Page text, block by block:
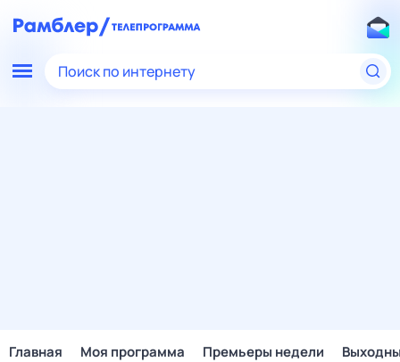
Поиск по интернету
Главная Моя программа Премьеры недели